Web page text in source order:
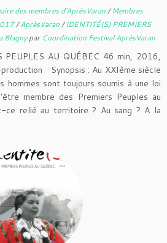
des membres d'AprèsVaran/Membres
/AprèsVaran/IDENTITÉ(S) PREMIERS
Blagnypar Coordination Festival AprèsVaran
PEUPLES AU QUÉBEC 46 min, 2016,
Synopsis : Au XXIème siècle
hommes sont toujours soumis à une loi
membre des Premiers Peuples au
ce relié au territoire ? Au sang ? A la